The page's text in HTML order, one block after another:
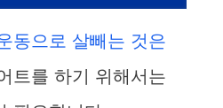
동으로 살빼는 것은
트를 하기 위해서는